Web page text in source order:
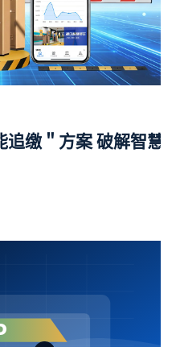
追缴＂方案 破解智慧